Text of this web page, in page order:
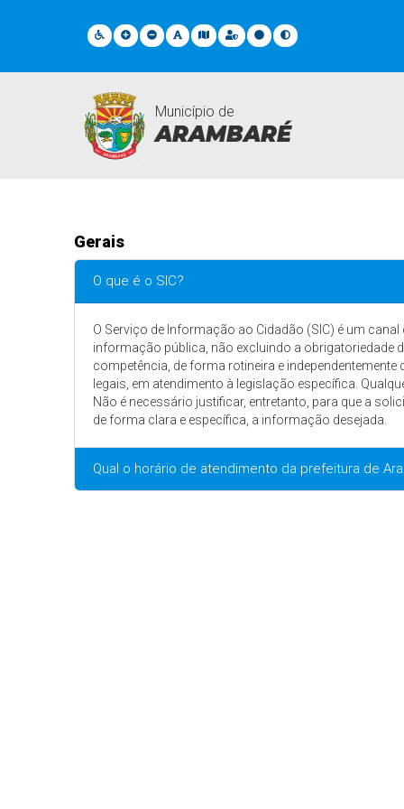
Município de
ARAMBARÉ
FAQ
Gerais
O que é o SIC?
O Serviço de Informação ao Cidadão (SIC) é um
informação pública, não excluindo a obrigatoriedade
competência, de forma rotineira e
legais, em atendimento à legislação específica.
Não é necessário justificar, entretanto, para que a
de forma clara e específica, a informação desejada.
Qual o horário de atendimento da prefeitura de